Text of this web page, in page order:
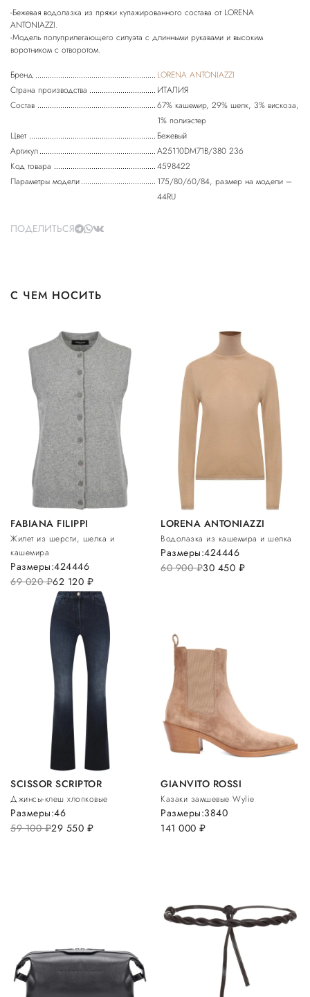
-Бежевая водолазка из пряжи купажированного состава от LORENA
ANTONIAZZI.
-Модель полуприлегающего силуэта с длинными рукавами и высоким
Бренд
LORENA ANTONIAZZI
Страна производства
ИТАЛИЯ
Состав
67% кашемир, 29% шелк, 3% вискоза,
1% полиэстер
Цвет
Бежевый
Артикул
A25110DM71B/380 236
Код товара
4598422
Параметры модели
175/80/60/84, размер на модели –
44RU
ПОДЕЛИТЬСЯ
С ЧЕМ НОСИТЬ
FABIANA FILIPPI
Жилет из шерсти, шелка и
кашемира
69 020руб.62 120 руб.
Размеры:424446
LORENA ANTONIAZZI
Водолазка из кашемира и шелка
60 900руб.30 450 руб.
Размеры:424446
SCISSOR SCRIPTOR
Джинсы-клеш хлопковые
59 100руб.29 550 руб.
Размеры:46
GIANVITO ROSSI
Казаки замшевые Wylie
141 000руб.
Размеры:3840